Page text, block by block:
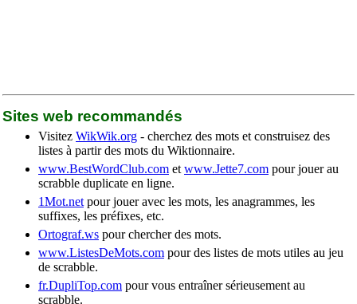
Sites web recommandés
Visitez WikWik.org - cherchez des mots et construisez des
listes à partir des mots du Wiktionnaire.
www.BestWordClub.com et www.Jette7.com pour jouer au
scrabble duplicate en ligne.
1Mot.net pour jouer avec les mots, les anagrammes, les
suffixes, les préfixes, etc.
Ortograf.ws pour chercher des mots.
www.ListesDeMots.com pour des listes de mots utiles au jeu
de scrabble.
fr.DupliTop.com pour vous entraîner sérieusement au
scrabble.